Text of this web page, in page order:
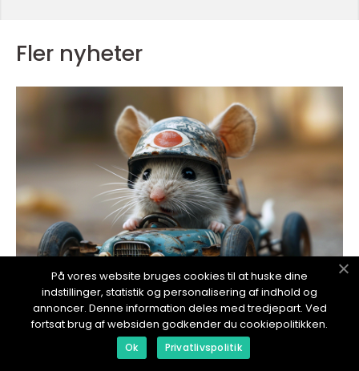
Fler nyheter
redaktionel
På vores website bruges cookies til at huske dine
indstillinger, statistik og personalisering af indhold og
annoncer. Denne information deles med tredjepart. Ved
fortsat brug af websiden godkender du cookiepolitikken.
Ok Privatlivspolitik